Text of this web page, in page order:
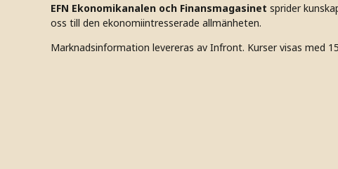
EFN Ekonomikanalen och Finansmagasinet sprider
oss till den ekonomiintresserade allmänheten.
Marknadsinformation levereras av Infront. Kurser visas med